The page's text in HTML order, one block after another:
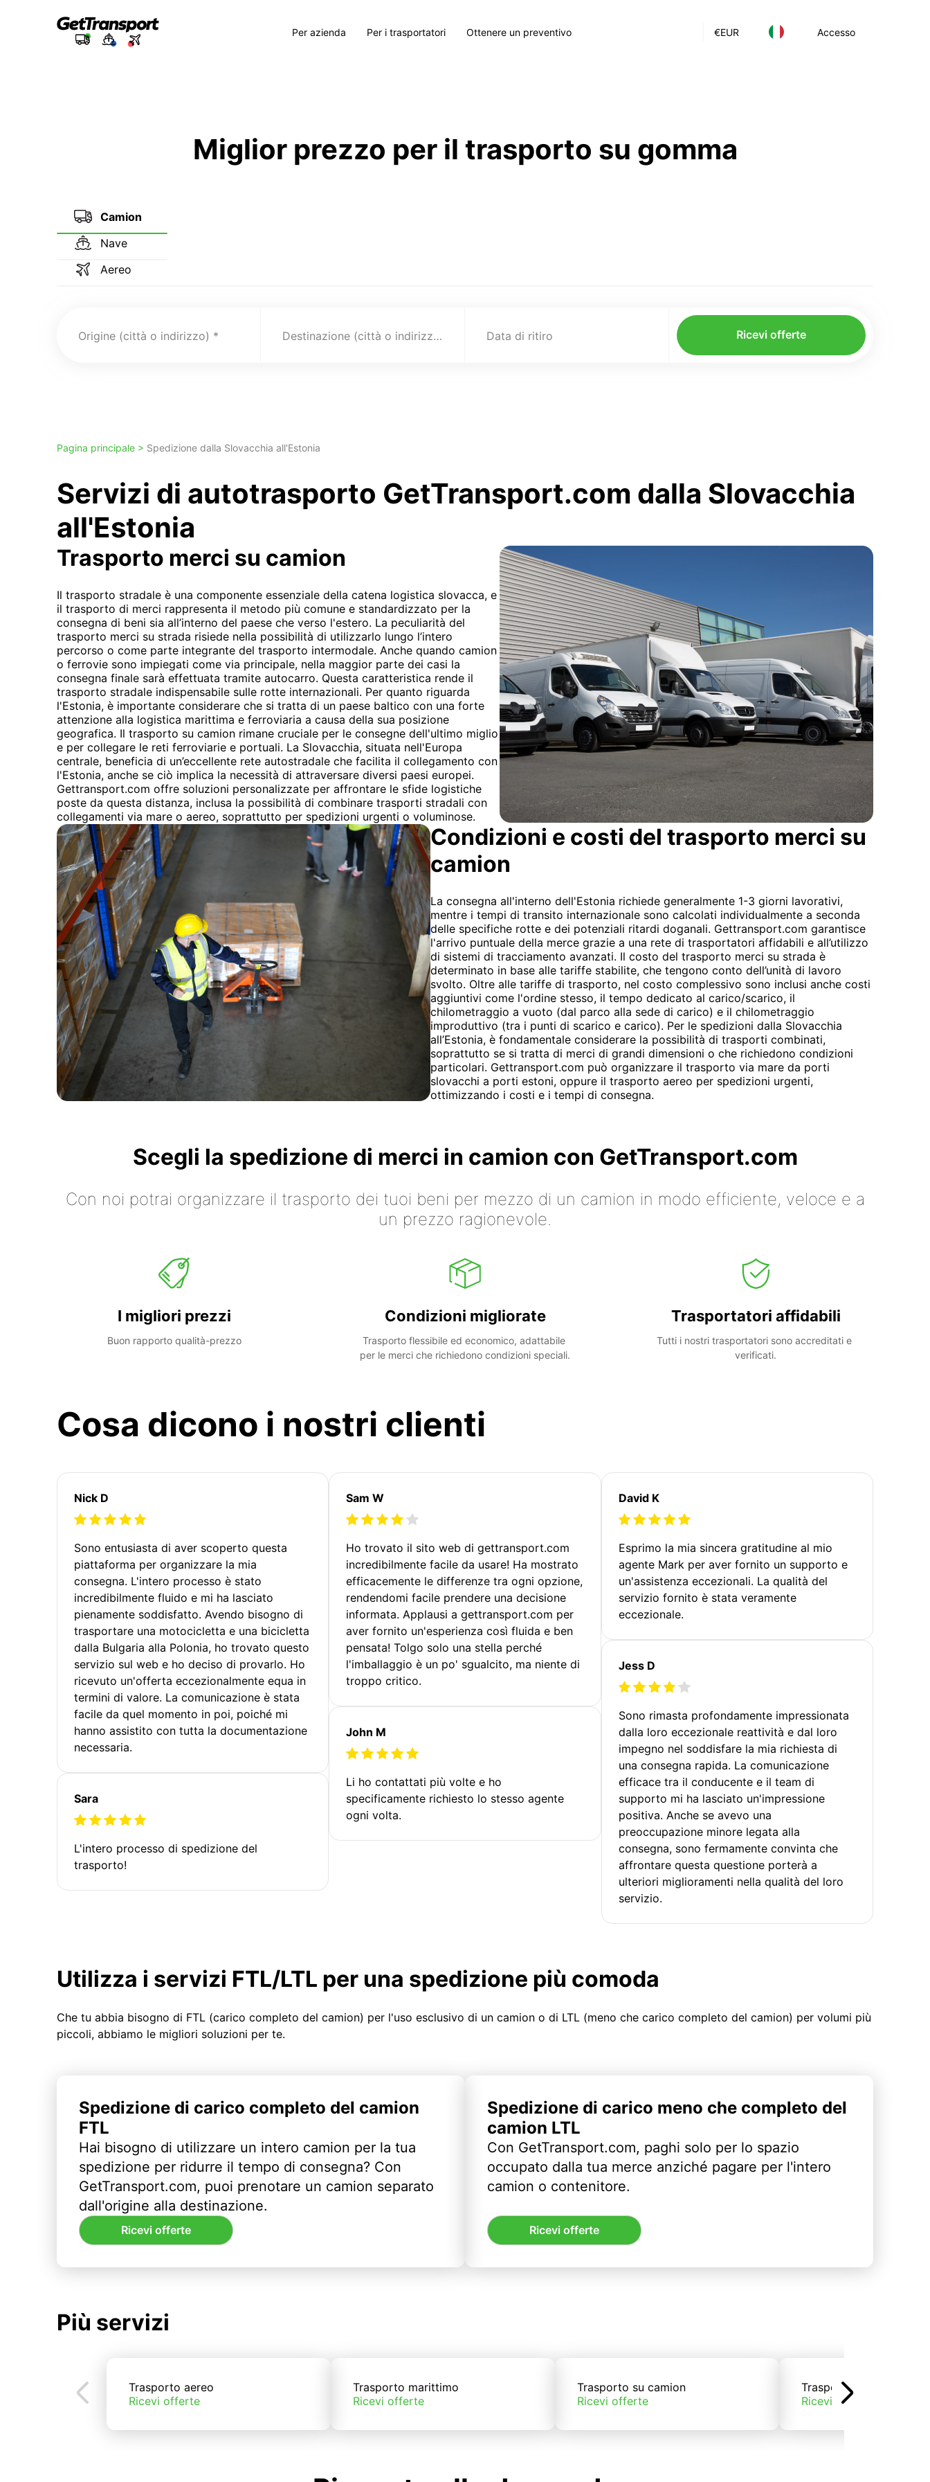
€EUR Accesso
Per azienda Per i trasportatori Ottenere un preventivo
Miglior prezzo per il trasporto su gomma
Camion
Nave
Aereo
Origine (città o indirizzo) Destinazione (città o indirizzo) Data di ritiro Ricevi offerte
Pagina principale > Spedizione dalla Slovacchia all'Estonia
Servizi di autotrasporto GetTransport.com dalla Slovacchia
all'Estonia
Trasporto merci su camion
Il trasporto stradale è una componente essenziale della catena logistica slovacca, e
il trasporto di merci rappresenta il metodo più comune e standardizzato per la
consegna di beni sia all’interno del paese che verso l'estero. La peculiarità del
trasporto merci su strada risiede nella possibilità di utilizzarlo lungo l’intero
percorso o come parte integrante del trasporto intermodale. Anche quando camion
o ferrovie sono impiegati come via principale, nella maggior parte dei casi la
consegna finale sarà effettuata tramite autocarro. Questa caratteristica rende il
trasporto stradale indispensabile sulle rotte internazionali. Per quanto riguarda
l'Estonia, è importante considerare che si tratta di un paese baltico con una forte
attenzione alla logistica marittima e ferroviaria a causa della sua posizione
geografica. Il trasporto su camion rimane cruciale per le consegne dell'ultimo miglio
e per collegare le reti ferroviarie e portuali. La Slovacchia, situata nell'Europa
centrale, beneficia di un’eccellente rete autostradale che facilita il collegamento con
l'Estonia, anche se ciò implica la necessità di attraversare diversi paesi europei.
Gettransport.com offre soluzioni personalizzate per affrontare le sfide logistiche
poste da questa distanza, inclusa la possibilità di combinare trasporti stradali con
collegamenti via mare o aereo, soprattutto per spedizioni urgenti o voluminose.
Condizioni e costi del trasporto merci su
camion
La consegna all'interno dell'Estonia richiede generalmente 1-3 giorni lavorativi,
mentre i tempi di transito internazionale sono calcolati individualmente a seconda
delle specifiche rotte e dei potenziali ritardi doganali. Gettransport.com garantisce
l'arrivo puntuale della merce grazie a una rete di trasportatori affidabili e all’utilizzo
di sistemi di tracciamento avanzati. Il costo del trasporto merci su strada è
determinato in base alle tariffe stabilite, che tengono conto dell’unità di lavoro
svolto. Oltre alle tariffe di trasporto, nel costo complessivo sono inclusi anche costi
aggiuntivi come l'ordine stesso, il tempo dedicato al carico/scarico, il
chilometraggio a vuoto (dal parco alla sede di carico) e il chilometraggio
improduttivo (tra i punti di scarico e carico). Per le spedizioni dalla Slovacchia
all’Estonia, è fondamentale considerare la possibilità di trasporti combinati,
soprattutto se si tratta di merci di grandi dimensioni o che richiedono condizioni
particolari. Gettransport.com può organizzare il trasporto via mare da porti
slovacchi a porti estoni, oppure il trasporto aereo per spedizioni urgenti,
ottimizzando i costi e i tempi di consegna.
Scegli la spedizione di merci in camion con GetTransport.com
Con noi potrai organizzare il trasporto dei tuoi beni per mezzo di un camion in modo efficiente, veloce e a
un prezzo ragionevole.
I migliori prezzi
Buon rapporto qualità-prezzo
Condizioni migliorate
Trasporto flessibile ed economico, adattabile
per le merci che richiedono condizioni speciali.
Trasportatori affidabili
Tutti i nostri trasportatori sono accreditati e
verificati.
Cosa dicono i nostri clienti
Nick D
Sono entusiasta di aver scoperto questa
piattaforma per organizzare la mia
consegna. L'intero processo è stato
incredibilmente fluido e mi ha lasciato
pienamente soddisfatto. Avendo bisogno di
trasportare una motocicletta e una bicicletta
dalla Bulgaria alla Polonia, ho trovato questo
servizio sul web e ho deciso di provarlo. Ho
ricevuto un'offerta eccezionalmente equa in
termini di valore. La comunicazione è stata
facile da quel momento in poi, poiché mi
hanno assistito con tutta la documentazione
necessaria.
Sara
L'intero processo di spedizione del
trasporto!
Sam W
Ho trovato il sito web di gettransport.com
incredibilmente facile da usare! Ha mostrato
efficacemente le differenze tra ogni opzione,
rendendomi facile prendere una decisione
informata. Applausi a gettransport.com per
aver fornito un'esperienza così fluida e ben
pensata! Tolgo solo una stella perché
l'imballaggio è un po' sgualcito, ma niente di
troppo critico.
John M
Li ho contattati più volte e ho
specificamente richiesto lo stesso agente
ogni volta.
David K
Esprimo la mia sincera gratitudine al mio
agente Mark per aver fornito un supporto e
un'assistenza eccezionali. La qualità del
servizio fornito è stata veramente
eccezionale.
Jess D
Sono rimasta profondamente impressionata
dalla loro eccezionale reattività e dal loro
impegno nel soddisfare la mia richiesta di
una consegna rapida. La comunicazione
efficace tra il conducente e il team di
supporto mi ha lasciato un'impressione
positiva. Anche se avevo una
preoccupazione minore legata alla
consegna, sono fermamente convinta che
affrontare questa questione porterà a
ulteriori miglioramenti nella qualità del loro
servizio.
Utilizza i servizi FTL/LTL per una spedizione più comoda
Che tu abbia bisogno di FTL (carico completo del camion) per l'uso esclusivo di un camion o di LTL (meno che carico completo del camion) per volumi più
piccoli, abbiamo le migliori soluzioni per te.
Spedizione di carico completo del camion
FTL
Hai bisogno di utilizzare un intero camion per la tua
spedizione per ridurre il tempo di consegna? Con
GetTransport.com, puoi prenotare un camion separato
dall'origine alla destinazione.
Ricevi offerte
Spedizione di carico meno che completo del
camion LTL
Con GetTransport.com, paghi solo per lo spazio
occupato dalla tua merce anziché pagare per l'intero
camion o contenitore.
Ricevi offerte
Più servizi
Trasporto aereo
Ricevi offerte
Trasporto marittimo
Ricevi offerte
Trasporto su camion
Ricevi offerte
Trasporto su treno
Ricevi offerte